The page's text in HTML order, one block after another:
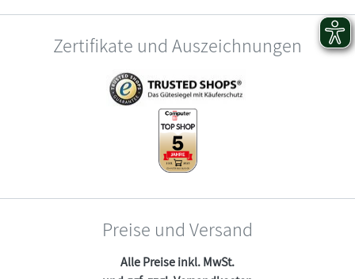
Zertifikate und Auszeichnungen
Preise und Versand
Alle Preise inkl. MwSt.